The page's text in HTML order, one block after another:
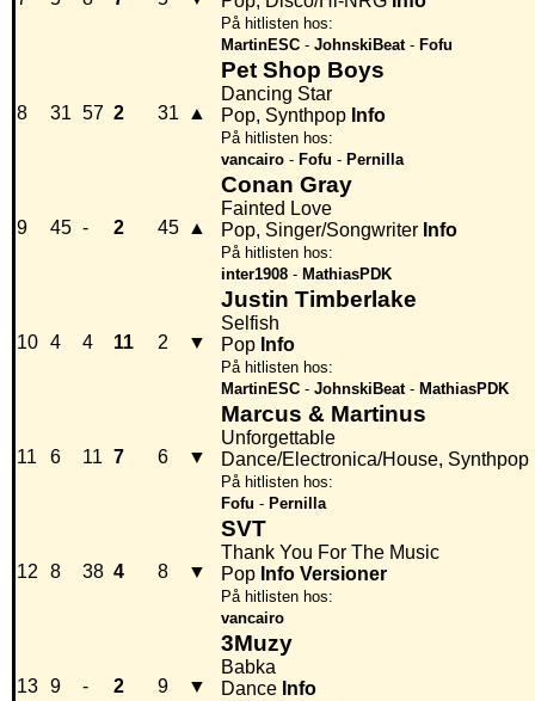
På hitlisten hos:
MartinESC - JohnskiBeat- Fofu
8 31 57 2 31 ▲
Pet Shop Boys
Dancing Star
Pop, Synthpop Info
På hitlisten hos:
vancairo - Fofu - Pernilla
9 45 - 2 45 ▲
Conan Gray
Fainted Love
Pop, Singer/Songwriter Info
På hitlisten hos:
inter1908 - MathiasPDK
10 4 4 11 2 ▼
Justin Timberlake
Selfish
Pop Info
På hitlisten hos:
MartinESC - JohnskiBeat- MathiasPDK
11 6 11 7 6 ▼
Marcus & Martinus
Unforgettable
Dance/Electronica/House, Synthpop
På hitlisten hos:
Fofu - Pernilla
12 8 38 4 8 ▼
SVT
Thank You For The Music
Pop Info Versioner
På hitlisten hos:
vancairo
13 9 - 2 9 ▼
3Muzy
Babka
Dance Info